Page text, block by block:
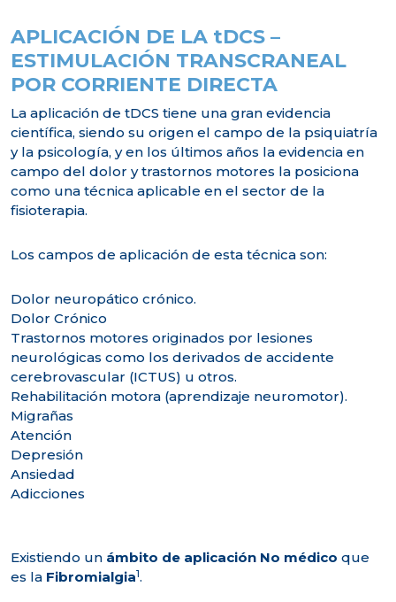
APLICACIÓN DE LA tDCS –
ESTIMULACIÓN TRANSCRANEAL
POR CORRIENTE DIRECTA
La aplicación de tDCS tiene una gran evidencia
científica, siendo su origen el campo de la psiquiatría
y la psicología, y en los últimos años la evidencia en
campo del dolor y trastornos motores la posiciona
como una técnica aplicable en el sector de la
fisioterapia.
Los campos de aplicación de esta técnica son:
Dolor neuropático crónico.
Dolor Crónico
Trastornos motores originados por lesiones
neurológicas como los derivados de accidente
cerebrovascular (ICTUS) u otros.
Rehabilitación motora (aprendizaje neuromotor).
Migrañas
Atención
Depresión
Ansiedad
Adicciones
Existiendo un ámbito de aplicación No médico que
es la Fibromialgia1.